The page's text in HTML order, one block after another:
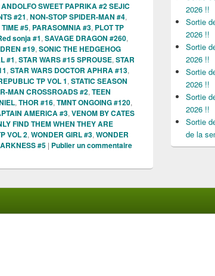
SWEET PAPRIKA #2 SEJIC
#21, NON-STOP SPIDER-MAN #4,
#5, PARASOMNIA #3, PLOT TP
sonja #1, SAVAGE DRAGON #260,
#19, SONIC THE HEDGEHOG
#1, STAR WARS #15 SPROUSE, STAR
, STAR WARS DOCTOR APHRA #13,
TP VOL 1, STATIC SEASON
MAN CROSSROADS #2, TEEN
, THOR #16, TMNT ONGOING #120,
AMERICA #3, VENOM BY CATES
FIND THEM WHEN THEY ARE
VOL 2, WONDER GIRL #3, WONDER
#5 | Publier un commentaire
2026 !!
Sortie
2026 !!
Sortie
2026 !!
Sortie
2026 !!
Sortie
2026 !!
Sortie
de la